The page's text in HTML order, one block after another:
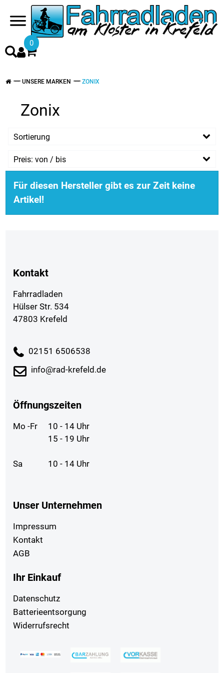
0
UNSERE MARKEN ZONIX
Zonix
Sortierung
Preis: von / bis
PREISFILTER ANWENDEN
Für diesen Hersteller gibt es zur Zeit keine
Artikel!
Kontakt
Fahrradladen
Hülser Str. 534
47803 Krefeld
02151 6506538
info@rad-krefeld.de
Öffnungszeiten
Mo -Fr
10 - 14 Uhr
15 - 19 Uhr
Sa 10 - 14 Uhr
Unser Unternehmen
Impressum
Kontakt
AGB
Ihr Einkauf
Datenschutz
Batterieentsorgung
Widerrufsrecht